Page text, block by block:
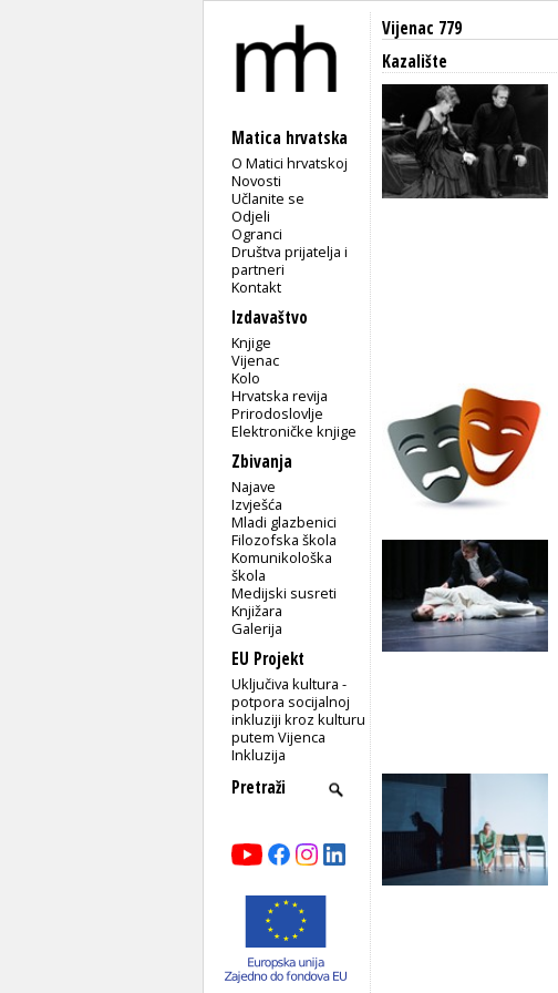
Matica hrvatska
O Matici hrvatskoj
Novosti
Učlanite se
Odjeli
Ogranci
Društva prijatelja i
partneri
Kontakt
Izdavaštvo
Knjige
Vijenac
Kolo
Hrvatska revija
Prirodoslovlje
Elektroničke knjige
Zbivanja
Najave
Izvješća
Mladi glazbenici
Filozofska škola
Komunikološka
škola
Medijski susreti
Knjižara
Galerija
EU Projekt
Uključiva kultura -
potpora socijalnoj
inkluziji kroz kulturu
putem Vijenca
Inkluzija
Vijenac 779
Kazalište